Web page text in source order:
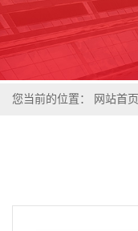
您当前的位置： 网站首页